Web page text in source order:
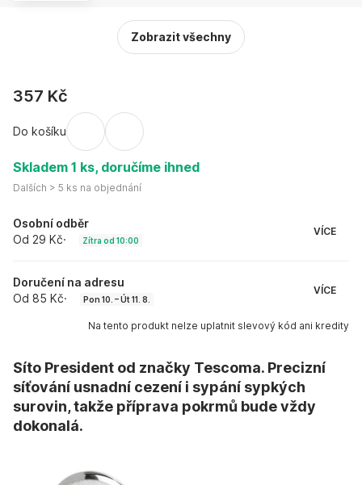
Zobrazit všechny
357 Kč
Do košíku
Skladem 1 ks, doručíme ihned
Dalších > 5 ks na objednání
Osobní odběr
Od 29 Kč· Zítra od 10:00
VÍCE
Doručení na adresu
Od 85 Kč· Pon 10. – Út 11. 8.
VÍCE
Na tento produkt nelze uplatnit slevový kód ani kredity
Síto President od značky Tescoma. Precizní
síťování usnadní cezení i sypání sypkých
surovin, takže příprava pokrmů bude vždy
dokonalá.